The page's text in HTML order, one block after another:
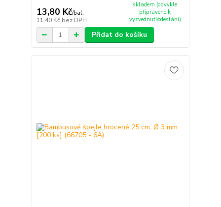
13,80 Kč/bal.
11,40 Kč bez DPH
skladem (obvykle
připraveno k
vyzvednutí/odeslání)
Přidat do košíku